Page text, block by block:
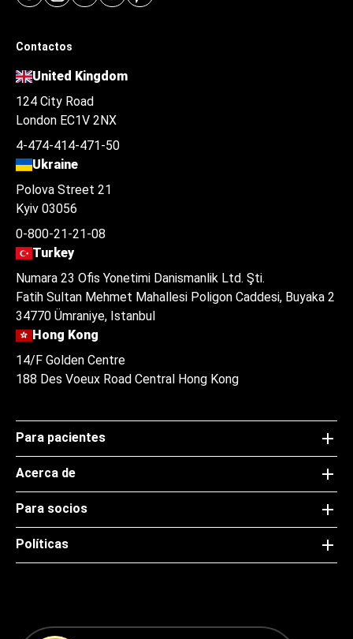
Contactos
United Kingdom
124 City Road
London EC1V 2NX
4-474-414-471-50
Ukraine
Polova Street 21
Kyiv 03056
0-800-21-21-08
Turkey
Numara 23 Ofis Yonetimi Danismanlik Ltd. Şti.
Fatih Sultan Mehmet Mahallesi Poligon Caddesi, Buyaka 2
34770 Ümraniye, Istanbul
Hong Kong
14/F Golden Centre
188 Des Voeux Road Central Hong Kong
Para pacientes
Acerca de
Para socios
Políticas